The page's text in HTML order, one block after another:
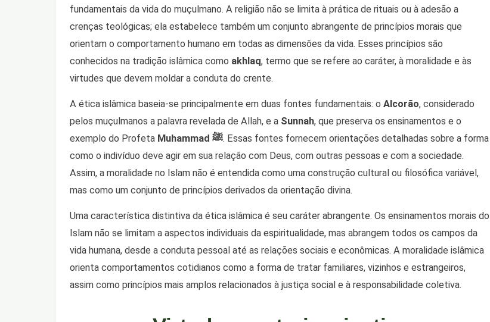
fundamentais da vida do muçulmano. A religião não se limita à prática de rituais ou à adesão a
crenças teológicas; ela estabelece também um conjunto abrangente de princípios morais que
orientam o comportamento humano em todas as dimensões da vida. Esses princípios são
conhecidos na tradição islâmica como akhlaq, termo que se refere ao caráter, à moralidade e às
virtudes que devem moldar a conduta do crente.
A ética islâmica baseia-se principalmente em duas fontes fundamentais: o Alcorão, considerado
pelos muçulmanos a palavra revelada de Allah, e a Sunnah, que preserva os ensinamentos e o
exemplo do Profeta
Muhammad ﷺ. Essas fontes fornecem orientações detalhadas sobre a forma
como o indivíduo deve agir em sua relação com Deus, com outras pessoas e com a sociedade.
Assim, a moralidade no Islam não é entendida como uma construção cultural ou filosófica variável,
mas como um conjunto de princípios derivados da orientação divina.
Uma característica distintiva da ética islâmica é seu caráter abrangente. Os ensinamentos morais do
Islam não se limitam a aspectos individuais da espiritualidade, mas abrangem todos os campos da
vida humana, desde a conduta pessoal até as relações sociais e econômicas. A moralidade islâmica
orienta comportamentos cotidianos como a forma de tratar familiares, vizinhos e estrangeiros,
assim como princípios mais amplos relacionados à justiça social e à responsabilidade coletiva.